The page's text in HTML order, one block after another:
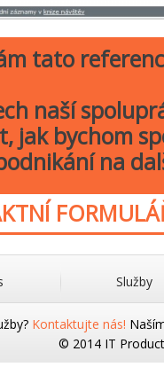
tato
naší
jak bychom
na
Služby
Kontaktujte nás!
© 2014 IT